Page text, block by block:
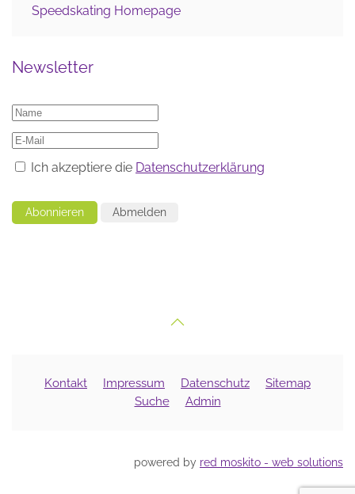
Speedskating Homepage
Newsletter
Ich akzeptiere die Datenschutzerklärung
Abonnieren Abmelden
Kontakt Impressum Datenschutz
Sitemap
Suche
Admin
powered by red moskito - web solutions